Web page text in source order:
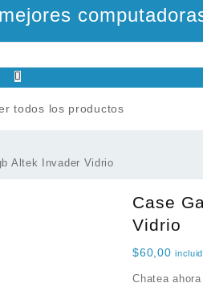
todos los productos
Altek Invader Vidrio
Case
Vidrio
$60,00
Chatea ahora